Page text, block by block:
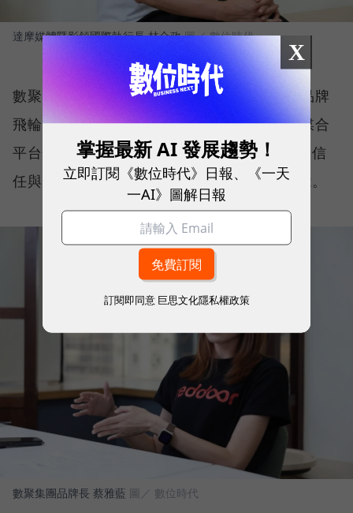
達摩媒體暨影領國際執行長 林合政 圖／ 數位時代
數聚集團品牌長蔡雅藍（Blue）進一步拆解品牌
飛輪的運作架構。第一步，由 INLY AI 網紅媒合
平台快速媒合適合的創作者，以內容建立品牌信
任與市場討論度，為品牌累積第一波成長動能。
數聚集團品牌長 蔡雅藍 圖／ 數位時代
X
掌握最新 AI 發展趨勢！
立即訂閱《數位時代》日報、《一天
一AI》圖解日報
訂閱即同意 巨思文化隱私權政策